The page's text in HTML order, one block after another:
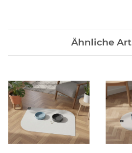
Ähnliche